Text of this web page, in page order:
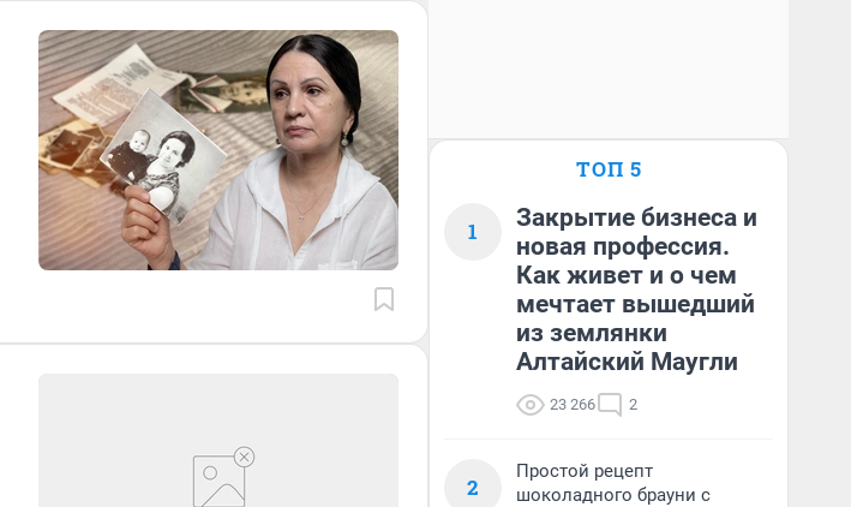
ТОП 5
1
Закрытие бизнеса и
новая профессия.
Как живет и о чем
мечтает вышедший
из землянки
Алтайский Маугли
23 266 2
2
Простой рецепт
шоколадного брауни с